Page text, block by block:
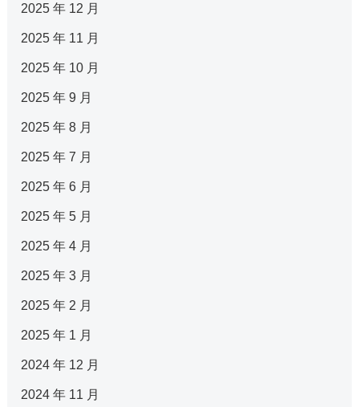
2025 年 12 月
2025 年 11 月
2025 年 10 月
2025 年 9 月
2025 年 8 月
2025 年 7 月
2025 年 6 月
2025 年 5 月
2025 年 4 月
2025 年 3 月
2025 年 2 月
2025 年 1 月
2024 年 12 月
2024 年 11 月